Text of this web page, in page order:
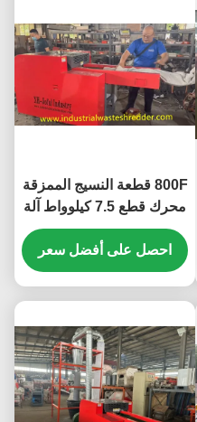
800F قطعة النسيج الممزقة
محرك قطع 7.5 كيلوواط آلة
شوبر صغيرة للأنسجة سحق
ناقل المدخلات 1400 *
330mm الطول * العرض
احصل على أفضل سعر